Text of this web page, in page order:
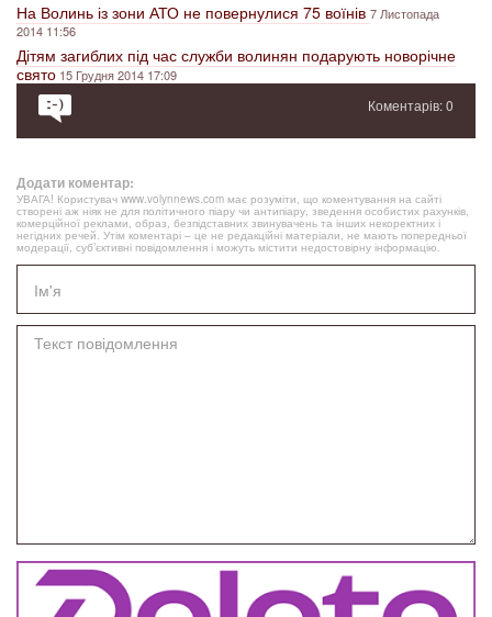
На Волинь із зони АТО не повернулися 75 воїнів 7 Листопада
2014 11:56
Дітям загиблих під час служби волинян подарують новорічне
свято 15 Грудня 2014 17:09
Коментарів: 0
Додати коментар:
УВАГА! Користувач www.volynnews.com має розуміти, що коментування на сайті
створені аж ніяк не для політичного піару чи антипіару, зведення особистих рахунків,
комерційної реклами, образ, безпідставних звинувачень та інших некоректних і
негідних речей. Утім коментарі – це не редакційні матеріали, не мають попередньої
модерації, суб’єктивні повідомлення і можуть містити недостовірну інформацію.